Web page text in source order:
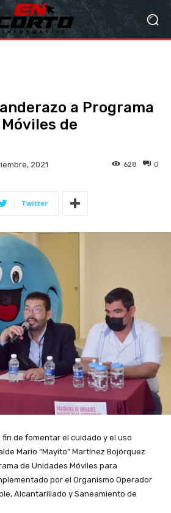
a Programa
de
2021 0
628
Twitter
fin de fomentar el cuidado y el uso
Mario “Mayito” Martínez Bojórquez
de Unidades Móviles para
por el Organismo Operador
Alcantarillado y Saneamiento de